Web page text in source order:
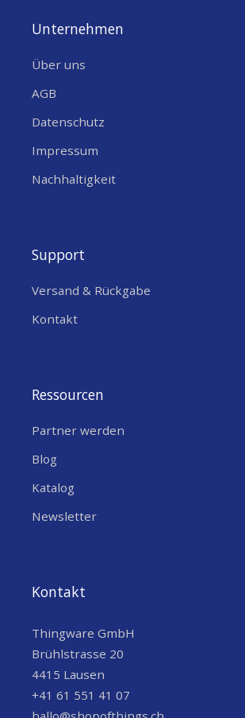
Unternehmen
Über uns
AGB
Datenschutz
Impressum
Nachhaltigkeit
Support
Versand & Rückgabe
Kontakt
Ressourcen
Partner werden
Blog
Katalog
Newsletter
Kontakt
Thingware GmbH
Brühlstrasse 20
4415 Lausen
+41 61 551 41 07